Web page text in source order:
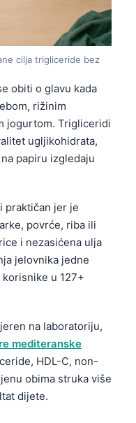
cilja trigliceride bez
obiti o glavu kada
rižinim
jogurtom. Trigliceridi
ugljikohidrata,
papiru izgledaju
praktičan jer je
povrće, riba ili
i nezasićena ulja
jelovnika jedne
u 127+
na laboratoriju,
mediteranske
HDL-C, non-
obima struka više
dijete.